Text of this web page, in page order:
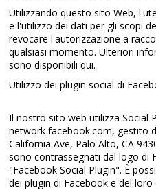
Utilizzando questo sito Web,
e l'utilizzo dei dati per gli scopi
revocare l'autorizzazione a
qualsiasi momento. Ulteriori
sono disponibili qui.
Utilizzo dei plugin social di
Il nostro sito web utilizza Social
network facebook.com, gestito
California Ave, Palo Alto, CA
sono contrassegnati dal logo di
"Facebook Social Plugin". È
dei plugin di Facebook e del loro